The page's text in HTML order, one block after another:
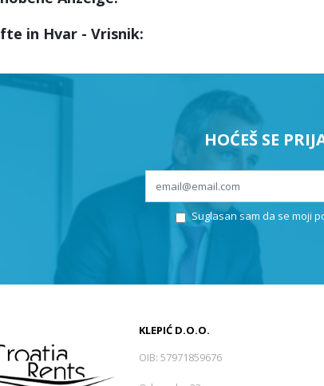
in Hvar - Vrisnik:
HOĆEŠ SE
Suglasan sam da se moji
KLEPIĆ D.O.O.
OIB: 57971859676